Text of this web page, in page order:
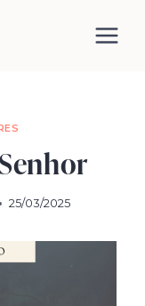
25/03/2025